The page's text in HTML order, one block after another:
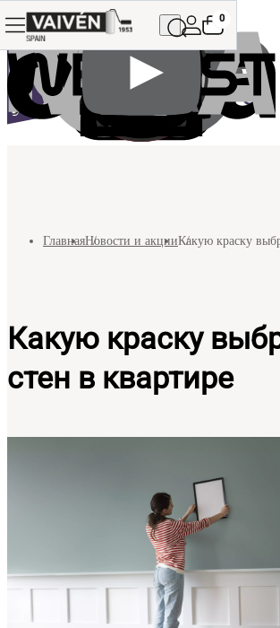
0
ГлавнаяНовости и акцииКакую краску
Какую краску
стен в квартире